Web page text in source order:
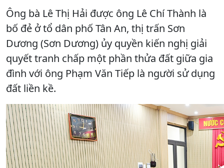
Ông bà Lê Thị Hải được ông Lê Chí Thành là
bố đẻ ở tổ dân phố Tân An, thị trấn Sơn
Dương (Sơn Dương) ủy quyền kiến nghị giải
quyết tranh chấp một phần thửa đất giữa gia
đình với ông Phạm Văn Tiếp là người sử dụng
đất liền kề.